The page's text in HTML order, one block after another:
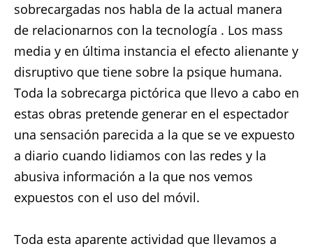
sobrecargadas nos habla de la actual manera
de relacionarnos con la tecnología . Los mass
media y en última instancia el efecto alienante y
disruptivo que tiene sobre la psique humana.
Toda la sobrecarga pictórica que llevo a cabo en
estas obras pretende generar en el espectador
una sensación parecida a la que se ve expuesto
a diario cuando lidiamos con las redes y la
abusiva información a la que nos vemos
expuestos con el uso del móvil.
Toda esta aparente actividad que llevamos a